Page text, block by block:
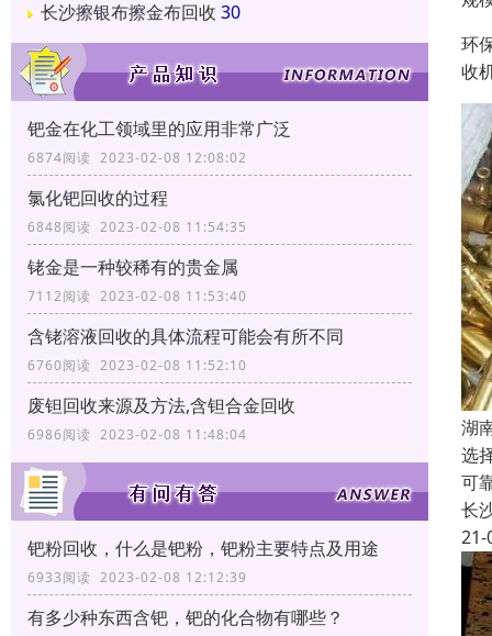
长沙擦银布擦金布回收 30
钯金在化工领域里的应用非常广泛
6874阅读 2023-02-08 12:08:02
氯化钯回收的过程
6848阅读 2023-02-08 11:54:35
铑金是一种较稀有的贵金属
7112阅读 2023-02-08 11:53:40
含铑溶液回收的具体流程可能会有所不同
6760阅读 2023-02-08 11:52:10
废钽回收来源及方法,含钽合金回收
6986阅读 2023-02-08 11:48:04
钯粉回收，什么是钯粉，钯粉主要特点及用途
6933阅读 2023-02-08 12:12:39
有多少种东西含钯，钯的化合物有哪些？
环
收
湖
选
可
长
21-